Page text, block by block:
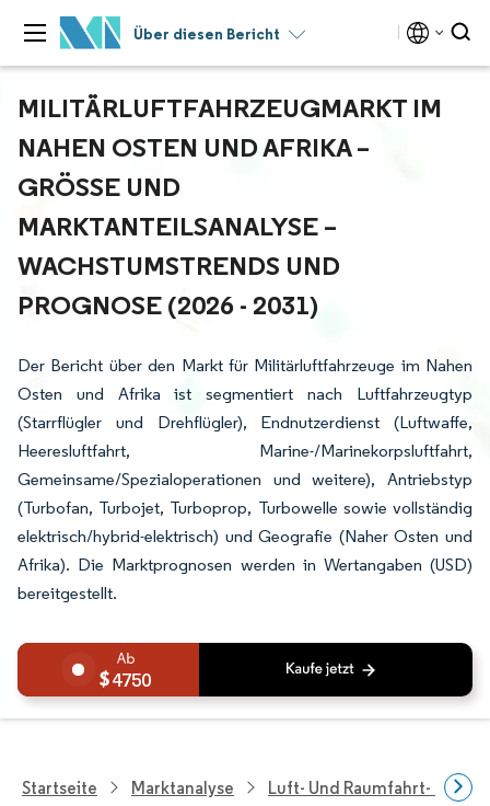
Über diesen Bericht
MILITÄRLUFTFAHRZEUGMARKT IM
NAHEN OSTEN UND AFRIKA –
GRÖSSE UND M
ARKTANTEILSANALYSE – W
ACHSTUMSTRENDS UND P
ROGNOSE (2026 - 2031)
Der Bericht über den Markt für Militärluftfahrzeuge im Nahen
Osten und Afrika ist segmentiert nach Luftfahrzeugtyp
(Starrflügler und Drehflügler), Endnutzerdienst (Luftwaffe,
Heeresluftfahrt, Marine-/Marinekorpsluftfahrt,
Gemeinsame/Spezialoperationen und weitere), Antriebstyp
(Turbofan, Turbojet, Turboprop, Turbowelle sowie vollständig
elektrisch/hybrid-elektrisch) und Geografie (Naher Osten und
Afrika). Die Marktprognosen werden in Wertangaben (USD)
bereitgestellt.
4750
Startseite Marktanalyse Luft- Und Raumfahrt- Und